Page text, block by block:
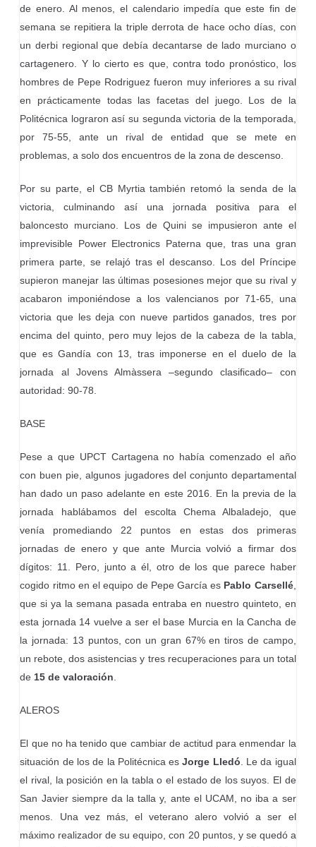
de enero. Al menos, el calendario impedía que este fin de
semana se repitiera la triple derrota de hace ocho días, con
un derbi regional que debía decantarse de lado murciano o
cartagenero. Y lo cierto es que, contra todo pronóstico, los
hombres de Pepe Rodriguez fueron muy inferiores a su rival
en prácticamente todas las facetas del juego. Los de la
Politécnica lograron así su segunda victoria de la temporada,
por 75-55, ante un rival de entidad que se mete en
problemas, a solo dos encuentros de la zona de descenso.
Por su parte, el CB Myrtia también retomó la senda de la
victoria, culminando así una jornada positiva para el
baloncesto murciano. Los de Quini se impusieron ante el
imprevisible Power Electronics Paterna que, tras una gran
primera parte, se relajó tras el descanso. Los del Príncipe
supieron manejar las últimas posesiones mejor que su rival y
acabaron imponiéndose a los valencianos por 71-65, una
victoria que les deja con nueve partidos ganados, tres por
encima del quinto, pero muy lejos de la cabeza de la tabla,
que es Gandía con 13, tras imponerse en el duelo de la
jornada al Jovens Almàssera –segundo clasificado– con
autoridad: 90-78.
BASE
Pese a que UPCT Cartagena no había comenzado el año
con buen pie, algunos jugadores del conjunto departamental
han dado un paso adelante en este 2016. En la previa de la
jornada hablábamos del escolta Chema Albaladejo, que
venía promediando 22 puntos en estas dos primeras
jornadas de enero y que ante Murcia volvió a firmar dos
dígitos: 11. Pero, junto a él, otro de los que parece haber
cogido ritmo en el equipo de Pepe García es Pablo Carsellé,
que si ya la semana pasada entraba en nuestro quinteto, en
esta jornada 14 vuelve a ser el base Murcia en la Cancha de
la jornada: 13 puntos, con un gran 67% en tiros de campo,
un rebote, dos asistencias y tres recuperaciones para un total
de 15 de valoración
ALEROS
El que no ha tenido que cambiar de actitud para enmendar la
situación de los de la Politécnica esJorge Lledó . Le da igual
el rival, la posición en la tabla o el estado de los suyos. El de
San Javier siempre da la talla y, ante el UCAM, no iba a ser
menos. Una vez más, el veterano alero volvió a ser el
máximo realizador de su equipo, con 20 puntos, y se quedó a